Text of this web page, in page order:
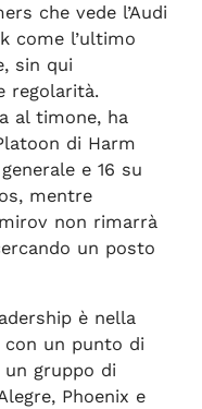
che vede l’Audi
come l’ultimo
sin qui
regolarità.
al timone, ha
di Harm
e 16 su
mentre
non rimarrà
un posto
è nella
con un punto di
un gruppo di
Phoenix e